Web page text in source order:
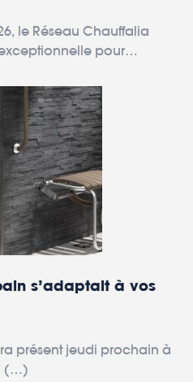
le Réseau Chauffalia
pour
s’adaptait à vos
présent jeudi prochain à
(…)